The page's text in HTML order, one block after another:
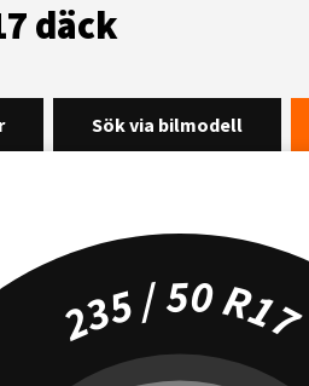
däck
Sök via bilmodell
235 / 50 R17